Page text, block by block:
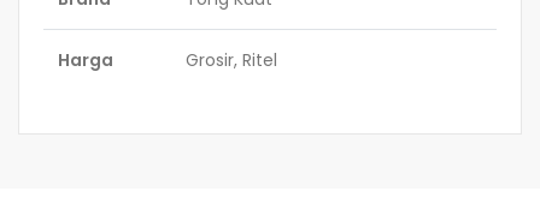
Harga Grosir, Ritel